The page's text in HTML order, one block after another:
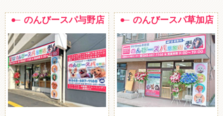
のんびースパ与野店 のんびースパ草加店